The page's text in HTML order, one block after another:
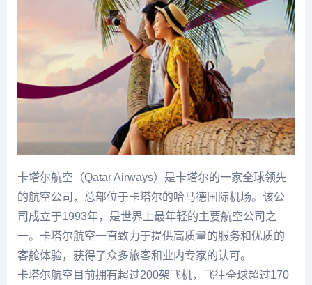
卡塔尔航空（Qatar Airways）是卡塔尔的一家全球领先
的航空公司，总部位于卡塔尔的哈马德国际机场。该公
司成立于1993年，是世界上最年轻的主要航空公司之
一。卡塔尔航空一直致力于提供高质量的服务和优质的
客舱体验，获得了众多旅客和业内专家的认可。
卡塔尔航空目前拥有超过200架飞机，飞往全球超过170